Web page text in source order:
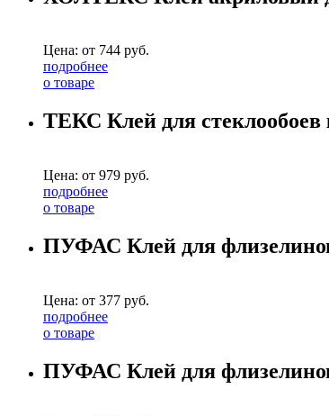
Цена: от 744 руб.
подробнее
о товаре
ТЕКС Клей для
Цена: от 979 руб.
подробнее
о товаре
ПУФАС Клей для
Цена: от 377 руб.
подробнее
о товаре
ПУФАС Клей для